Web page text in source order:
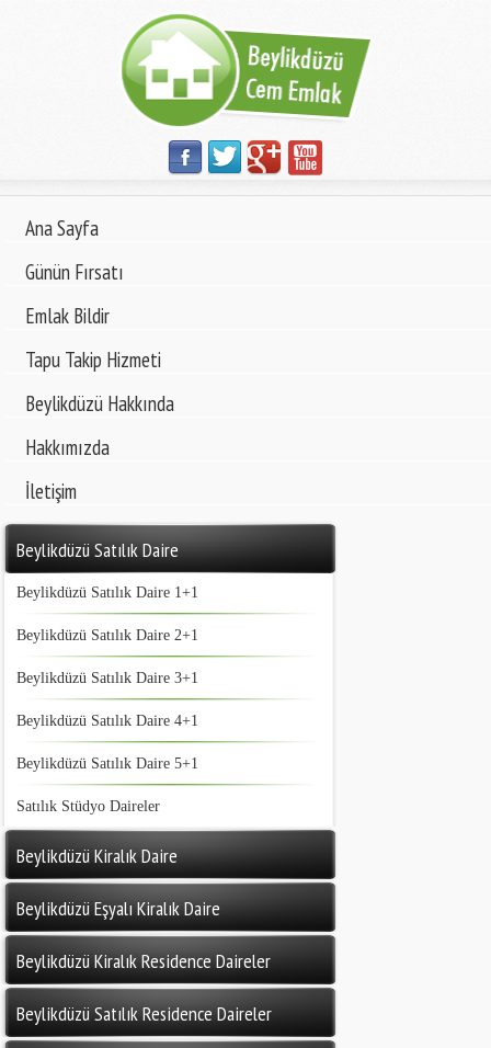
Ana Sayfa
Günün Fırsatı
Emlak Bildir
Tapu Takip Hizmeti
Beylikdüzü Hakkında
Hakkımızda
İletişim
Beylikdüzü Satılık Daire
Beylikdüzü Satılık Daire 1+1
Beylikdüzü Satılık Daire 2+1
Beylikdüzü Satılık Daire 3+1
Beylikdüzü Satılık Daire 4+1
Beylikdüzü Satılık Daire 5+1
Satılık Stüdyo Daireler
Beylikdüzü Kiralık Daire
Beylikdüzü Eşyalı Kiralık Daire
Beylikdüzü Kiralık Residence Daireler
Beylikdüzü Satılık Residence Daireler